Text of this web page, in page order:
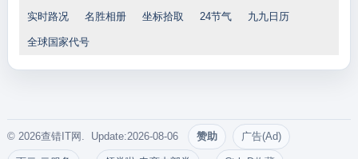
实时路况 名胜相册 坐标拾取 24节气 九九日历
全球国家代号
© 2026查错IT网. Update:2026-08-06 赞助 广告(Ad)